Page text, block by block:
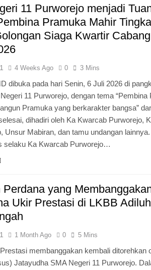
11 Purworejo menjadi
Pramuka Mahir
Siaga Kwartir
4 Weeks Ago 0 3 Mins
dibuka pada hari Senin, 6 Juli 2026 di
11 Purworejo, dengan tema
Pramuka yang berkarakter bangsa”
dihadiri oleh Ka Kwarcab Purworejo,
Unsur Mabiran, dan tamu undangan
selaku Ka Kwarcab Purworejo…
Perdana yang
Ukir Prestasi di LKBB
1 Month Ago 0 5 Mins
membanggakan kembali ditorehkan
Jatayudha SMA Negeri 11 Purworejo.